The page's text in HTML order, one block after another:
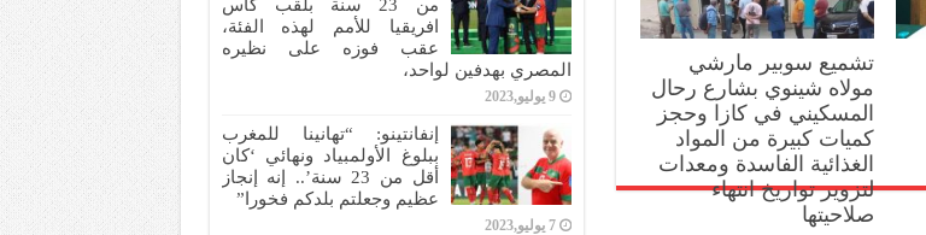
تشميع سوبير مارشي
مولاه شينوي بشارع رحال
المسكيني في كازا وحجز
كميات كبيرة من المواد
الغذائية الفاسدة ومعدات
لتزوير تواريخ انتهاء
صلاحيتها
من 23 سنة بلقب كأس
افريقيا للأمم لهذه الفئة،
عقب فوزه على نظيره
المصري بهدفين لواحد،
9 يوليو,2023
إنفانتينو: “تهانينا للمغرب
ببلوغ الأولمبياد ونهائي ‘كان
أقل من 23 سنة’.. إنه إنجاز
عظيم وجعلتم بلدكم فخورا”
7 يوليو,2023